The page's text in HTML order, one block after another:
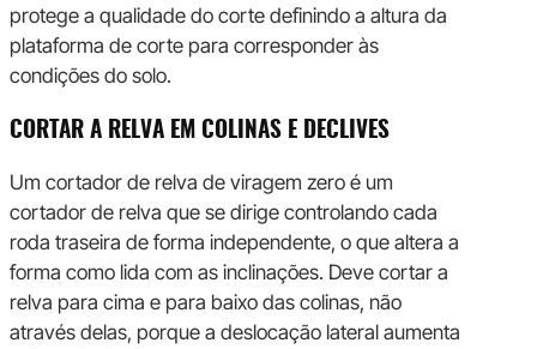
protege a qualidade do corte definindo a altura da
plataforma de corte para corresponder às
condições do solo.
CORTAR A RELVA EM COLINAS E DECLIVES
Um cortador de relva de viragem zero é um
cortador de relva que se dirige controlando cada
roda traseira de forma independente, o que altera a
forma como lida com as inclinações. Deve cortar a
relva para cima e para baixo das colinas, não
através delas, porque a deslocação lateral aumenta